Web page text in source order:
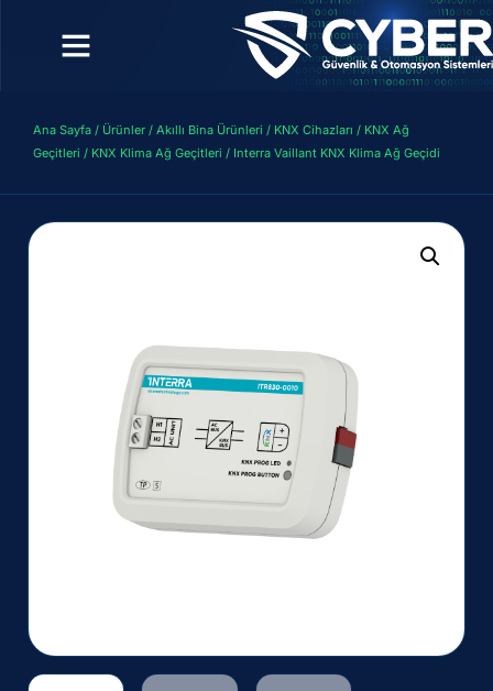
Ana Sayfa / Ürünler / Akıllı Bina Ürünleri / KNX Cihazları / KNX Ağ
Geçitleri / KNX Klima Ağ Geçitleri / Interra Vaillant KNX Klima Ağ Geçidi